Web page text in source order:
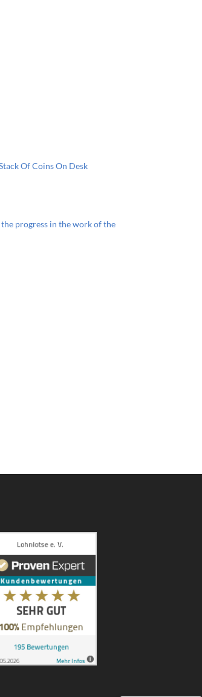
Of Coins On Desk
progress in the work of the
Kundenbewertungen und Erfahrungen zu
SEHR GUT
4,92 / 5,00
106